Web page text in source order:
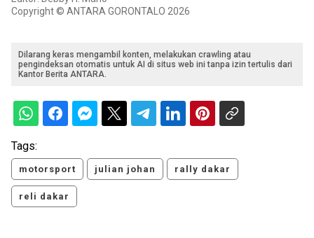
Copyright © ANTARA GORONTALO 2026
Dilarang keras mengambil konten, melakukan crawling atau
pengindeksan otomatis untuk AI di situs web ini tanpa izin tertulis dari
Kantor Berita ANTARA.
Tags:
motorsport julian johan rally dakar
reli dakar